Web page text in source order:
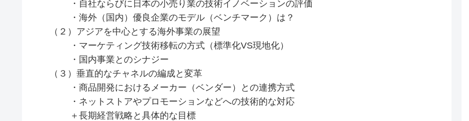
・自社ならびに日本の小売り業の技術イノベーションの評価
・海外（国内）優良企業のモデル（ベンチマーク）は？
（２）アジアを中心とする海外事業の展望
・マーケティング技術移転の方式（標準化VS現地化）
・国内事業とのシナジー
（３）垂直的なチャネルの編成と変革
・商品開発におけるメーカー（ベンダー）との連携方式
・ネットストアやプロモーションなどへの技術的な対応
＋長期経営戦略と具体的な目標